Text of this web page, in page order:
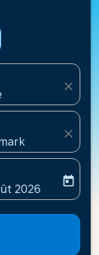
close
close
return-date-
2026
today